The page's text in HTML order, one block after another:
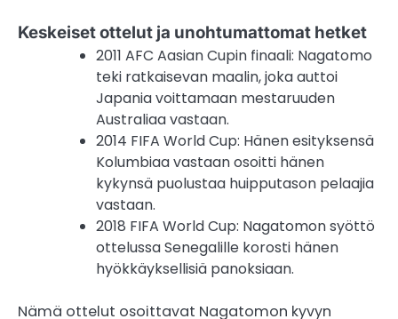
Keskeiset ottelut ja unohtumattomat hetket
2011 AFC Aasian Cupin finaali: Nagatomo
teki ratkaisevan maalin, joka auttoi
Japania voittamaan mestaruuden
Australiaa vastaan.
2014 FIFA World Cup: Hänen esityksensä
Kolumbiaa vastaan osoitti hänen
kykynsä puolustaa huipputason pelaajia
vastaan.
2018 FIFA World Cup: Nagatomon syöttö
ottelussa Senegalille korosti hänen
hyökkäyksellisiä panoksiaan.
Nämä ottelut osoittavat Nagatomon kyvyn